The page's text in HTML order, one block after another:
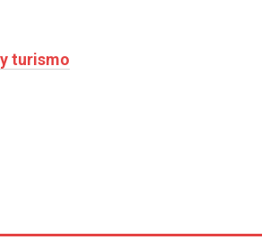
turismo